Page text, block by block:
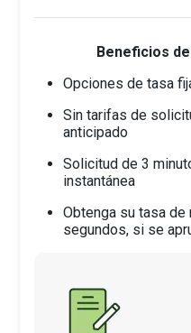
Beneficios
Opciones de tasa
Sin tarifas de
anticipado
Solicitud de 3
instantánea
Obtenga su tasa
segundos, si se